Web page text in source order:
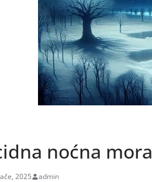
noćna mora
2025 admin